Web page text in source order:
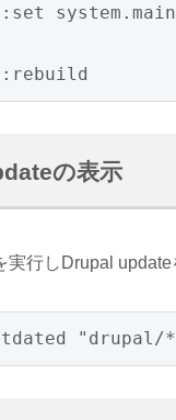
の表示
実行しDrupal update
"drupal/